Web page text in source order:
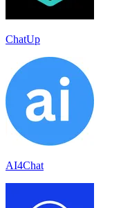
ChatUp
AI4Chat